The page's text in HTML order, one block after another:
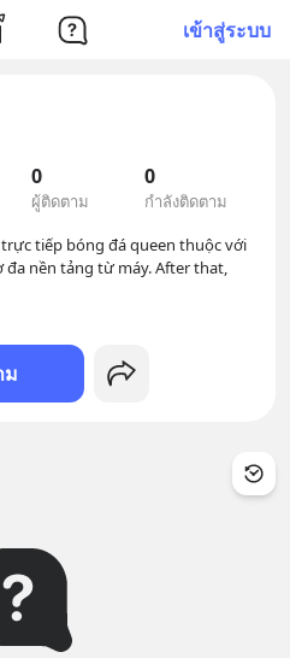
เข้าสู่ระบบ
0
ผู้ติดตาม
0
กำลังติดตาม
tiếp bóng đá queen thuộc với
nền tảng từ máy. After that,
ม